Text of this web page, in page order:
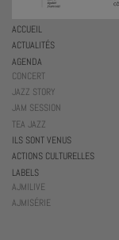
ACCUEIL
ACTUALITÉS
AGENDA
CONCERT
JAZZ STORY
JAM SESSION
TEA JAZZ
ILS SONT VENUS
ACTIONS CULTURELLES
LABELS
AJMILIVE
AJMISÉRIE